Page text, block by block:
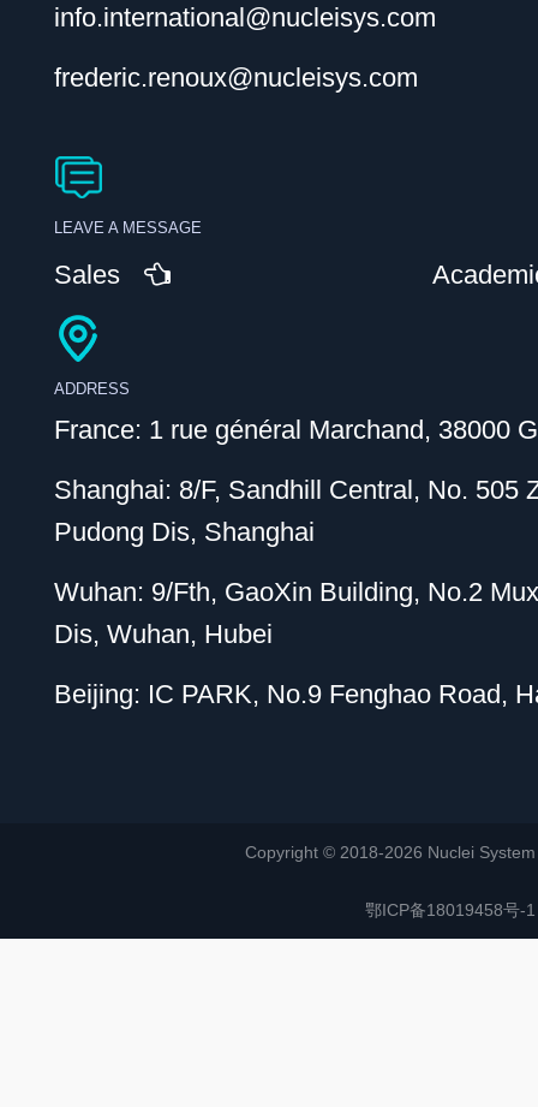
info.international@nucleisys.com
frederic.renoux@nucleisys.com
LEAVE A MESSAGE
Sales
ADDRESS
France: 1 rue général Marchand, 38000
Shanghai: 8/F, Sandhill Central, No. 505
Pudong Dis, Shanghai
Wuhan: 9/Fth, GaoXin Building, No.2
Dis, Wuhan, Hubei
Beijing: IC PARK, No.9 Fenghao Road,
Copyright © 2018-2026 Nuclei
鄂ICP备18019458号-1